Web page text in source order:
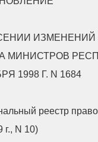
ИЗМЕНЕНИЙ
МИНИСТРОВ
1998 Г. N 1684
реестр
г., N 10)